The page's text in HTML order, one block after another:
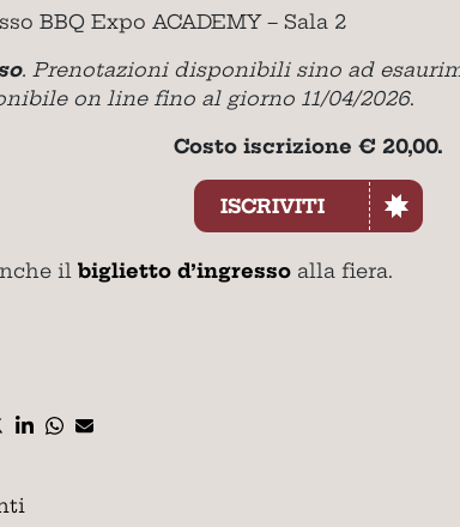
BBQ Expo ACADEMY – Sala 2
. Prenotazioni disponibili sino ad
on line fino al giorno 11/04/2026.
Costo iscrizione € 20,00.
ISCRIVITI
il biglietto d’ingresso alla fiera.